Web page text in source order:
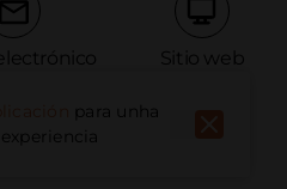
Sitio web
problema
para unha